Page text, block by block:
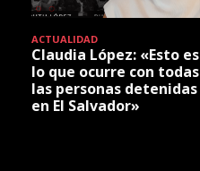
ACTUALIDAD
Claudia López: «Esto es
lo que ocurre con todas
las personas detenidas
en El Salvador»